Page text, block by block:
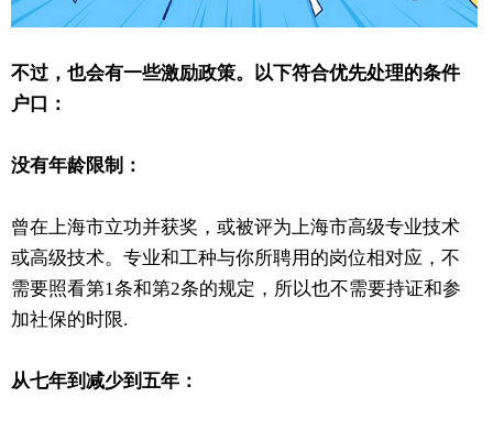
不过，也会有一些激励政策。以下符合优先处理的条件
户口：
没有年龄限制：
曾在上海市立功并获奖，或被评为上海市高级专业技术
或高级技术。专业和工种与你所聘用的岗位相对应，不
需要照看第1条和第2条的规定，所以也不需要持证和参
加社保的时限.
从七年到减少到五年：